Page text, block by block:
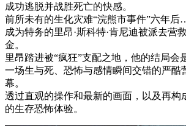
成功逃脱并战胜死亡的快感。
前所未有的生化灾难“浣熊市事件”六年
成为特务的里昂·斯科特·肯尼迪被派去营
金。
里昂踏进被“疯狂”支配之地，他的结局
一场生与死、恐怖与感情瞬间交错的严酷
幕。
透过直观的操作和最新的画面，以及再构
的生存恐怖体验。